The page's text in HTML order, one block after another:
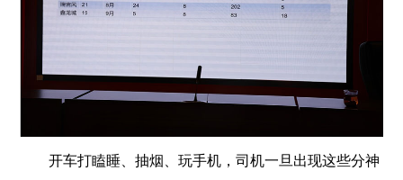
开车打瞌睡、抽烟、玩手机，司机一旦出现这些分神